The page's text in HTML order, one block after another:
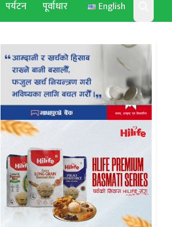
English
Search
पर्यटन पूर्वाधार